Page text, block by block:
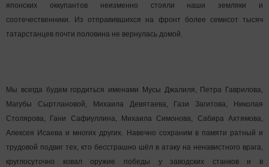
японских оккупантов неизменно стояли наши земляки и
соотечественники. Из отправившихся на фронт более семисот тысяч
татарстанцев почти половина не вернулась домой.
Мы всегда будем гордиться именами Мусы Джалиля, Петра Гаврилова,
Магубы Сыртлановой, Михаила Девятаева, Гази Загитова, Николая
Столярова, Гани Сафиуллина, Михаила Симонова, Сабира Ахтямова,
Алексея Исаева и многих других. Навечно сохраним в памяти ратный и
трудовой подвиг тех, кто бесстрашно шёл в атаку на ненавистного врага,
круглосуточно ковал оружие победы у заводских станков и в